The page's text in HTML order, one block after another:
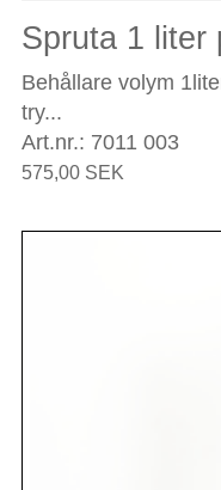
Spruta 1 liter
Behållare volym
try...
Art.nr.: 7011 003
575,00 SEK